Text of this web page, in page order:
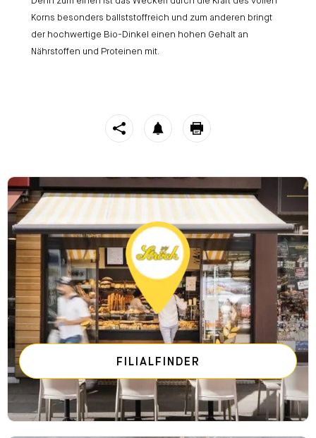
https://stroeck.at/neuigkeiten/vollkorn/
Toogle share
notification
print
Korns besonders ballststoffreich und zum anderen bringt
der hochwertige Bio-Dinkel einen hohen Gehalt an
Nährstoffen und Proteinen mit.
FILIALFINDER